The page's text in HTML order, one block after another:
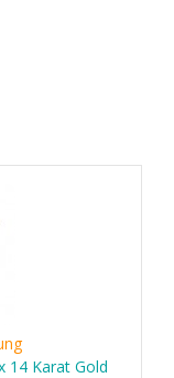
14 Karat Gold